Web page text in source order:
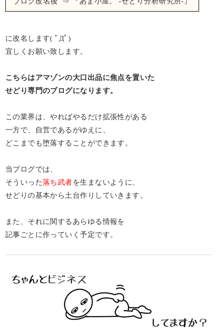
に改名します( ﾟДﾟ)
宜しくお願い致します。
こちらはアマゾンの大口出品に焦点を置いた
せどり専門のブログになります。
この業界は、やればやるだけ拡張性がある
一方で、自営であるがゆえに、
どこまでも堕落することができます。
当ブログでは、
そういった落ち武者を生まないように、
せどりの基本から土台作りしていきます。
また、それに関するあらゆる情報を
記事ごとに作っていく予定です。